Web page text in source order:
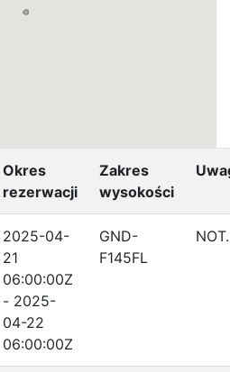
Okres
rezerwacji
Zakres
wysokości
2025-04-
21
06:00:00Z
- 2025-
04-22
06:00:00Z
GND-
F145FL